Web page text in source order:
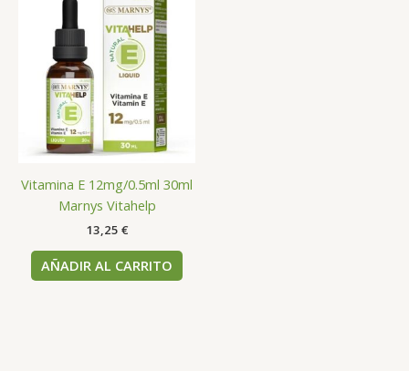
Vitamina E 12mg/0.5ml 30ml
Marnys Vitahelp
13,25 €
AÑADIR AL CARRITO